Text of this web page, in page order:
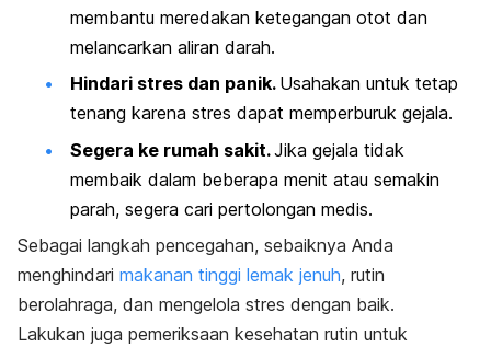
membantu meredakan ketegangan otot dan
melancarkan aliran darah.
Hindari stres dan panik. Usahakan untuk tetap
tenang karena stres dapat memperburuk gejala.
Segera ke rumah sakit.Jika gejala tidak
membaik dalam beberapa menit atau semakin
parah, segera cari pertolongan medis.
Sebagai langkah pencegahan, sebaiknya Anda
menghindari makanan tinggi lemak jenuh, rutin
berolahraga, dan mengelola stres dengan baik.
Lakukan juga pemeriksaan kesehatan rutin untuk